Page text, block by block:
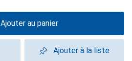
Ajouter au panier
Ajouter à la liste